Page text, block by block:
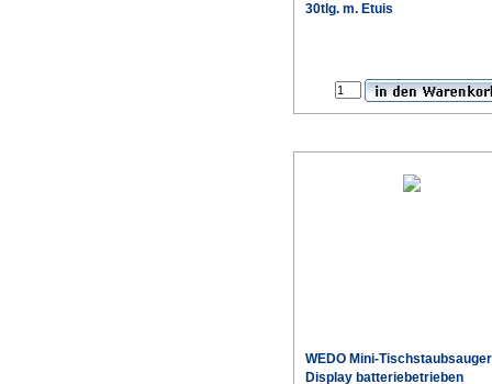
30tlg. m. Etuis
WEDO Mini-
Display batteriebetrieben